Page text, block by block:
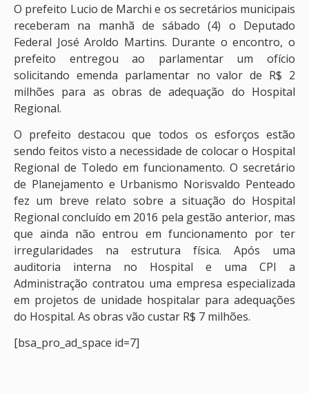
O prefeito Lucio de Marchi e os secretários municipais
receberam na manhã de sábado (4) o Deputado
Federal José Aroldo Martins. Durante o encontro, o
prefeito entregou ao parlamentar um ofício
solicitando emenda parlamentar no valor de R$ 2
milhões para as obras de adequação do Hospital
Regional.
O prefeito destacou que todos os esforços estão
sendo feitos visto a necessidade de colocar o Hospital
Regional de Toledo em funcionamento. O secretário
de Planejamento e Urbanismo Norisvaldo Penteado
fez um breve relato sobre a situação do Hospital
Regional concluído em 2016 pela gestão anterior, mas
que ainda não entrou em funcionamento por ter
irregularidades na estrutura física. Após uma
auditoria interna no Hospital e uma CPI a
Administração contratou uma empresa especializada
em projetos de unidade hospitalar para adequações
do Hospital. As obras vão custar R$ 7 milhões.
[bsa_pro_ad_space id=7]